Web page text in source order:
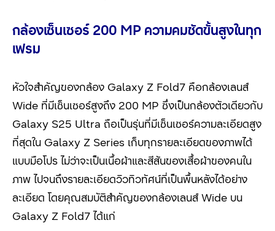
กล้องเซ็นเซอร์ 200 MP ความคมชัดขั้นสูงในทุก
เฟรม
หัวใจสำคัญของกล้อง Galaxy Z Fold7 คือกล้องเลนส์
Wide ที่มีเซ็นเซอร์สูงถึง 200 MP ซึ่งเป็นกล้องตัวเดียวกับ
Galaxy S25 Ultra ถือเป็นรุ่นที่มีเซ็นเซอร์ความละเอียดสูง
ที่สุดใน Galaxy Z Series เก็บทุกรายละเอียดของภาพได้
แบบมือโปร ไม่ว่าจะเป็นเนื้อผ้าและสีสันของเสื้อผ้าของคนใน
ภาพ ไปจนถึงรายละเอียดวิวทิวทัศน์ที่เป็นพื้นหลังได้อย่าง
ละเอียด โดยคุณสมบัติสำคัญของกล้องเลนส์ Wide บน
Galaxy Z Fold7 ได้แก่